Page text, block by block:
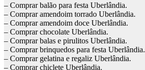
– Comprar balão para festa Uberlândia.
– Comprar amendoim torrado Uberlândia.
– Comprar amendoim doce Uberlândia.
– Comprar chocolate Uberlândia.
– Comprar balas e pirulitos Uberlândia.
– Comprar brinquedos para festa Uberlândia.
– Comprar gelatina e regaliz Uberlândia.
– Comprar chiclete Uberlândia.